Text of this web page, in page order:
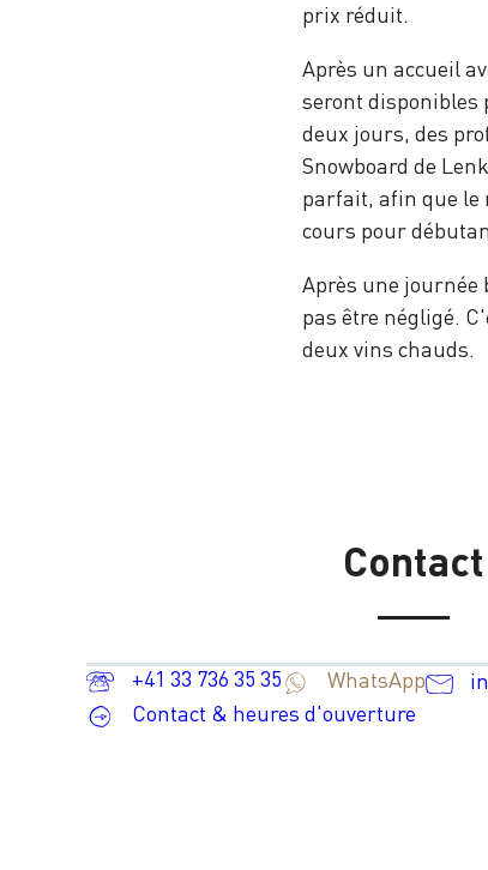
prix réduit.
Après un accueil
seront disponibles
deux jours, des
Snowboard de
parfait, afin que le
cours pour
Après une
pas être négligé.
deux vins chauds.
Contact
+41 33 736 35 35 WhatsApp
Contact & heures d'ouverture